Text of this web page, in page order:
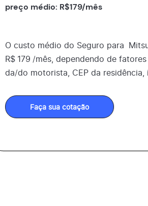
preço médio: R$179/mês
O custo médio do Seguro para
R$ 179 /mês, dependendo de
da/do motorista, CEP da
Faça sua cotação